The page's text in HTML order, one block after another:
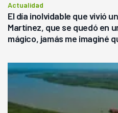
Actualidad
El día inolvidable que vivió
Martínez, que se quedó en
mágico, jamás me imaginé